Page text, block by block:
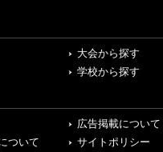
大会から探す
学校から探す
広告掲載について
ついて
サイトポリシー